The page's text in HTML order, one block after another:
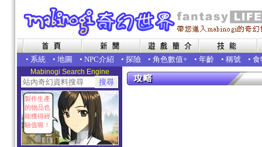
• 系統 • 地圖 • NPC介紹 • 探險 • 角色數值+ • 年齡 • 稱號 • 食
Mabinogi Search Engine
製作生產
的物品也
能獲得經
驗值喔！